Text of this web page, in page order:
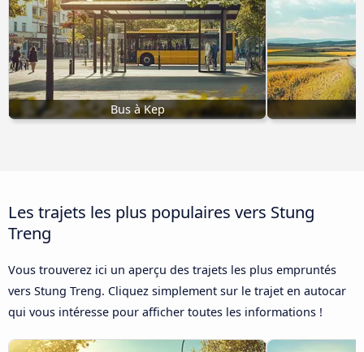
Bus à Kep
Les trajets les plus populaires vers Stung
Treng
Vous trouverez ici un aperçu des trajets les plus empruntés
vers Stung Treng. Cliquez simplement sur le trajet en autocar
qui vous intéresse pour afficher toutes les informations !